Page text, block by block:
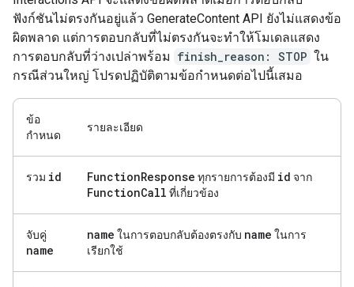
ฟังก์ชันไม่ตรงกันอยู่แล้ว GenerateContent API ยังไม่แสดงข้อ
ผิดพลาด แต่การตอบกลับที่ไม่ตรงกันจะทำให้โมเดลแสดง
การตอบกลับที่ว่างเปล่าพร้อม finish_reason: STOP ใน
กรณีส่วนใหญ่ โปรดปฏิบัติตามข้อกำหนดต่อไปนี้เสมอ
ข้อ
กำหนด
รายละเอียด
รวม id FunctionResponse ทุกรายการต้องมี id จาก
FunctionCall ที่เกี่ยวข้อง
จับคู่
name
name ในการตอบกลับต้องตรงกับ name ในการ
เรียกใช้